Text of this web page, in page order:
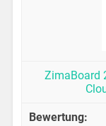
ZimaBoard